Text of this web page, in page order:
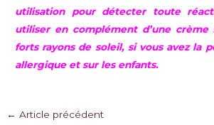
utilisation pour détecter toute
utiliser en complément d’une crème
forts rayons de soleil, si vous avez la
allergique et sur les enfants.
Navigation
← Article précédent